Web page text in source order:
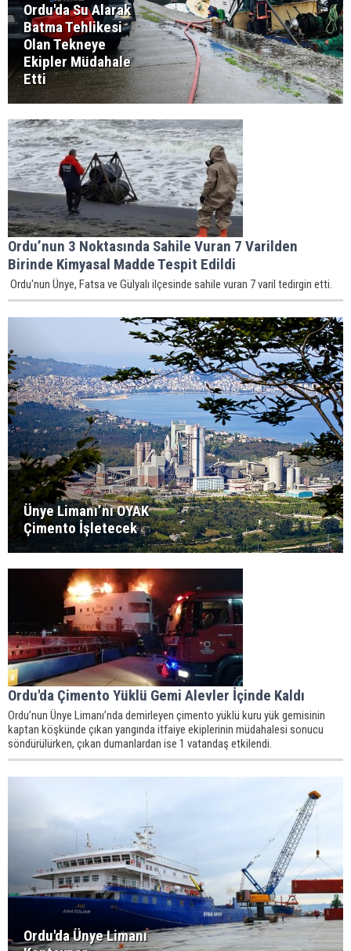
Ordu'da Su Alarak
Batma Tehlikesi
Olan Tekneye
Ekipler Müdahale
Etti
Ordu’nun 3 Noktasında Sahile Vuran 7 Varilden
Birinde Kimyasal Madde Tespit Edildi
Ordu'nun Ünye, Fatsa ve Gülyalı ilçesinde sahile vuran 7 varil tedirgin etti.
Ünye Limanı’nı OYAK
Çimento İşletecek
Ordu'da Çimento Yüklü Gemi Alevler İçinde Kaldı
Ordu’nun Ünye Limanı’nda demirleyen çimento yüklü kuru yük gemisinin
kaptan köşkünde çıkan yangında itfaiye ekiplerinin müdahalesi sonucu
söndürülürken, çıkan dumanlardan ise 1 vatandaş etkilendi.
Ordu'da Ünye Limanı